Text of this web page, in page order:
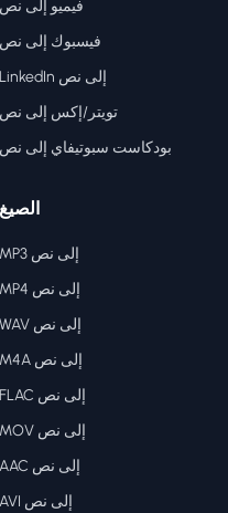
فيميو إلى نص
فيسبوك إلى نص
LinkedIn إلى نص
تويتر/إكس إلى نص
بودكاست سبوتيفاي إلى نص
الصيغ
MP3 إلى نص
MP4 إلى نص
WAV إلى نص
M4A إلى نص
FLAC إلى نص
MOV إلى نص
AAC إلى نص
AVI إلى نص